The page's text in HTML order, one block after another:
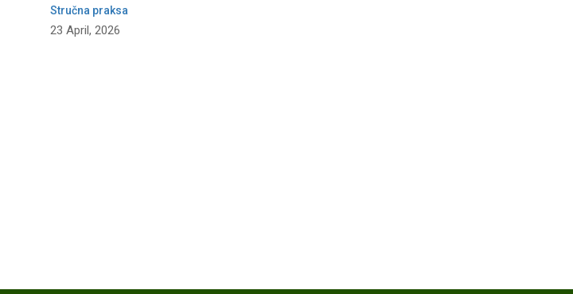
Stručna praksa
23 April, 2026